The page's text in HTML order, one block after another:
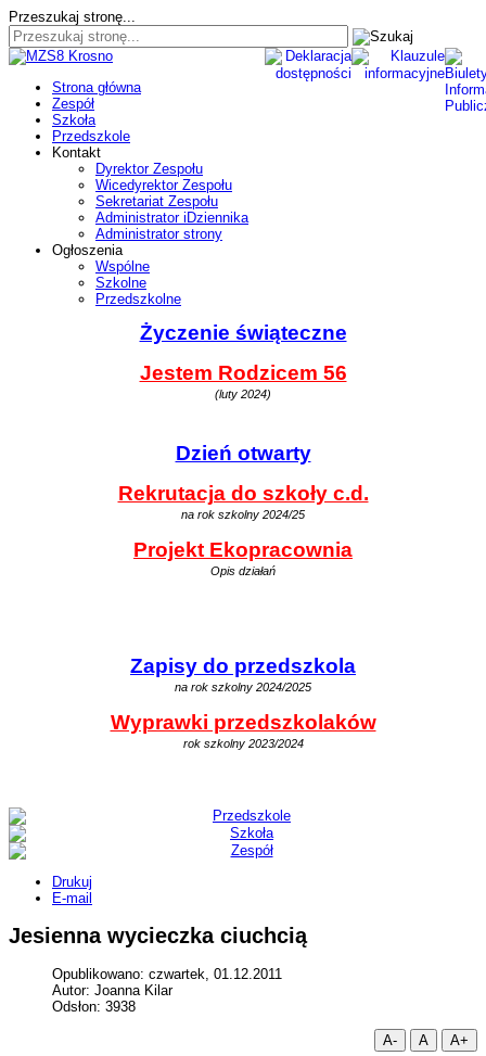
Przeszukaj stronę...
Strona główna
Zespół
Szkoła
Przedszkole
Kontakt
Dyrektor Zespołu
Wicedyrektor Zespołu
Sekretariat Zespołu
Administrator iDziennika
Administrator strony
Ogłoszenia
Wspólne
Szkolne
Przedszkolne
Życzenie świąteczne
Jestem Rodzicem 56
(luty 2024)
Dzień otwarty
Rekrutacja do szkoły c.d.
na rok szkolny 2024/25
Projekt Ekopracownia
Opis działań
Zapisy do przedszkola
na rok szkolny 2024/2025
Wyprawki przedszkolaków
rok szkolny 2023/2024
Drukuj
E-mail
Jesienna wycieczka ciuchcią
Opublikowano: czwartek, 01.12.2011
Autor: Joanna Kilar
Odsłon: 3938
A- A A+